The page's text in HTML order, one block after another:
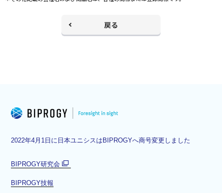
戻る
2022年4月1日に日本ユニシスはBIPROGYへ商号変更しました
BIPROGY研究会
BIPROGY技報